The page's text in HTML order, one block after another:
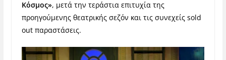
Κόσμος», μετά την τεράστια επιτυχία της
προηγούμενης θεατρικής σεζόν και τις συνεχείς sold
out παραστάσεις.